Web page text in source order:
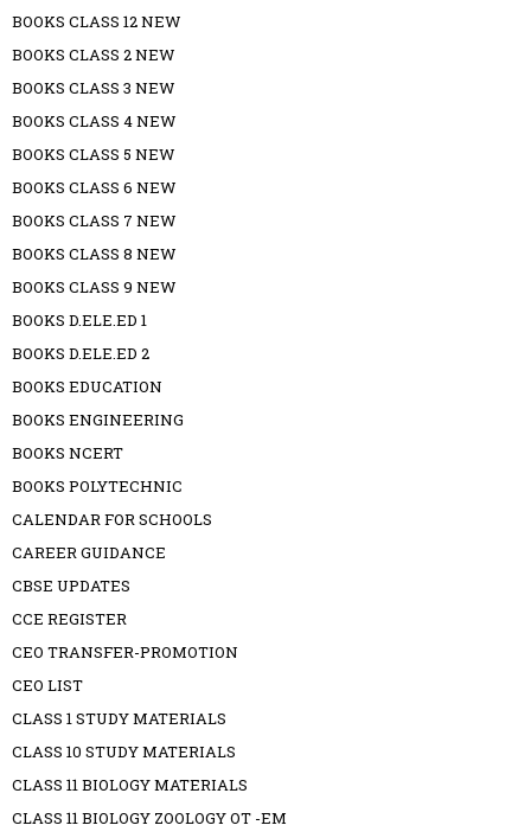
BOOKS CLASS 12 NEW
BOOKS CLASS 2 NEW
BOOKS CLASS 3 NEW
BOOKS CLASS 4 NEW
BOOKS CLASS 5 NEW
BOOKS CLASS 6 NEW
BOOKS CLASS 7 NEW
BOOKS CLASS 8 NEW
BOOKS CLASS 9 NEW
BOOKS D.ELE.ED 1
BOOKS D.ELE.ED 2
BOOKS EDUCATION
BOOKS ENGINEERING
BOOKS NCERT
BOOKS POLYTECHNIC
CALENDAR FOR SCHOOLS
CAREER GUIDANCE
CBSE UPDATES
CCE REGISTER
CEO TRANSFER-PROMOTION
CEO LIST
CLASS 1 STUDY MATERIALS
CLASS 10 STUDY MATERIALS
CLASS 11 BIOLOGY MATERIALS
CLASS 11 BIOLOGY ZOOLOGY OT -EM